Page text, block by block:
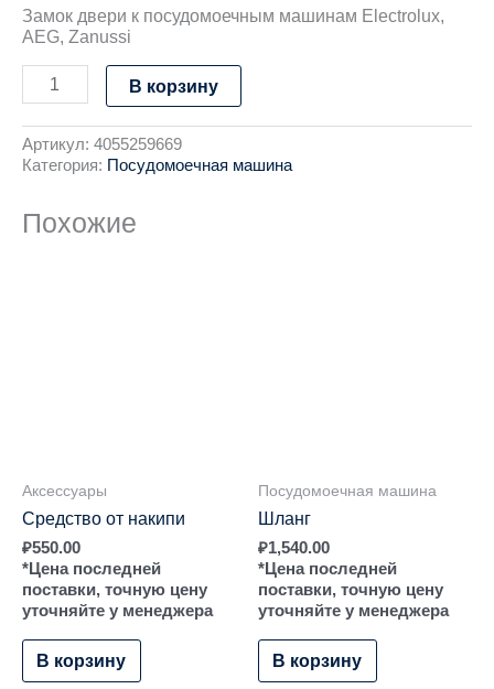
Замок двери к посудомоечным машинам Electrolux,
AEG, Zanussi
В корзину
Артикул: 4055259669
Категория: Посудомоечная машина
Похожие
Аксессуары
Средство от накипи
₽550.00
*Цена последней
поставки, точную цену
уточняйте у менеджера
В корзину
Посудомоечная машина
Шланг
₽1,540.00
*Цена последней
поставки, точную цену
уточняйте у менеджера
В корзину